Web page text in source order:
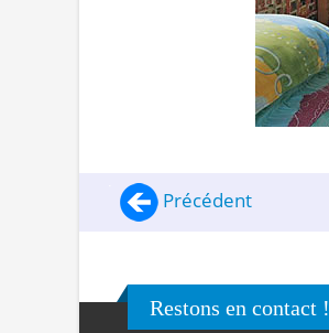
Précédent
Restons en contact !